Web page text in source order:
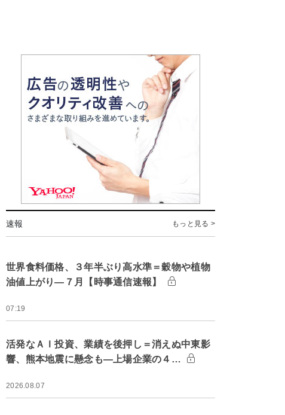
速報 もっと見る >
世界食料価格、３年半ぶり高水準＝穀物や植物
油値上がり―７月【時事通信速報】
07:19
活発なＡＩ投資、業績を後押し＝消えぬ中東影
響、熊本地震に懸念も―上場企業の４…
2026.08.07